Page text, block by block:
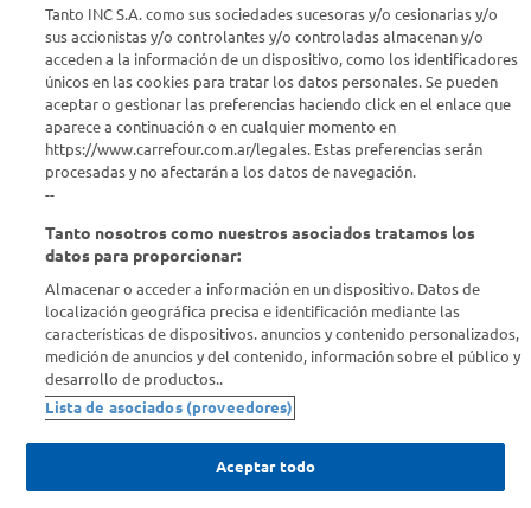
Estamos para ayudarte
¿Tenés una consulta? Comunicate con nosotros acá
Descubrí Carrefour
Conocenos
Info útil
Comprá Online
Tanto INC S.A. como sus sociedades sucesoras y/o cesionarias y/o
sus accionistas y/o controlantes y/o controladas almacenan y/o
acceden a la información de un dispositivo, como los identificadores
únicos en las cookies para tratar los datos personales. Se pueden
aceptar o gestionar las preferencias haciendo click en el enlace que
aparece a continuación o en cualquier momento en
https://www.carrefour.com.ar/legales. Estas preferencias serán
procesadas y no afectarán a los datos de navegación.
--
Tanto nosotros como nuestros asociados tratamos los
datos para proporcionar:
Almacenar o acceder a información en un dispositivo. Datos de
localización geográfica precisa e identificación mediante las
características de dispositivos. anuncios y contenido personalizados,
medición de anuncios y del contenido, información sobre el público y
desarrollo de productos..
Lista de asociados (proveedores)
Aceptar todo